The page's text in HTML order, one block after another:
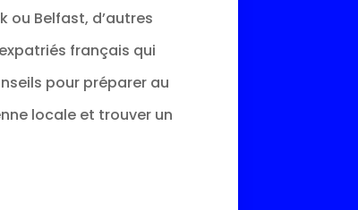
ou Belfast, d’autres
français qui
pour préparer au
locale et trouver un